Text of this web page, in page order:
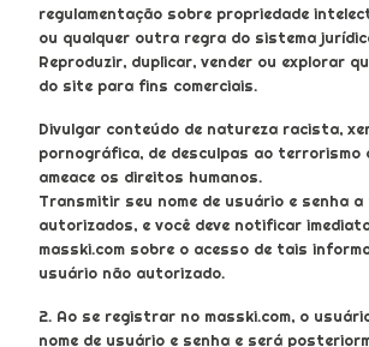
regulamentação sobre propriedade
ou qualquer outra regra do sistema
Reproduzir, duplicar, vender ou explorar
do site para fins comerciais.
Divulgar conteúdo de natureza racista,
pornográfica, de desculpas ao terrorismo
ameace os direitos humanos.
Transmitir seu nome de usuário e senha
autorizados, e você deve notificar
masski.com sobre o acesso de tais
usuário não autorizado.
2. Ao se registrar no masski.com, o
nome de usuário e senha e será